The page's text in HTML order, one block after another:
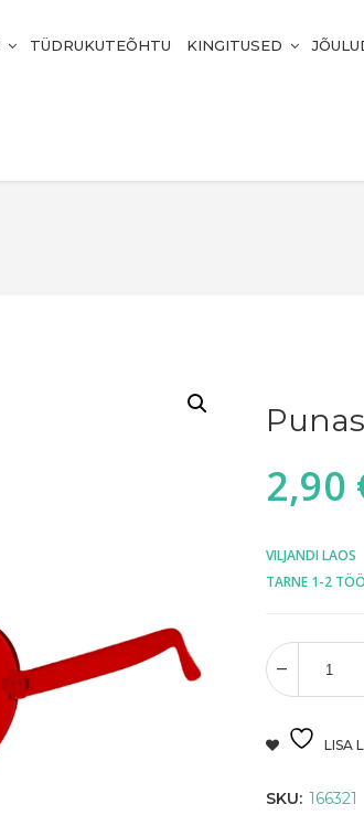
TÜDRUKUTEÕHTU KINGITUSED
2,90
VILJANDI LAOS
TARNE 1-2
LISA
SKU: 166321